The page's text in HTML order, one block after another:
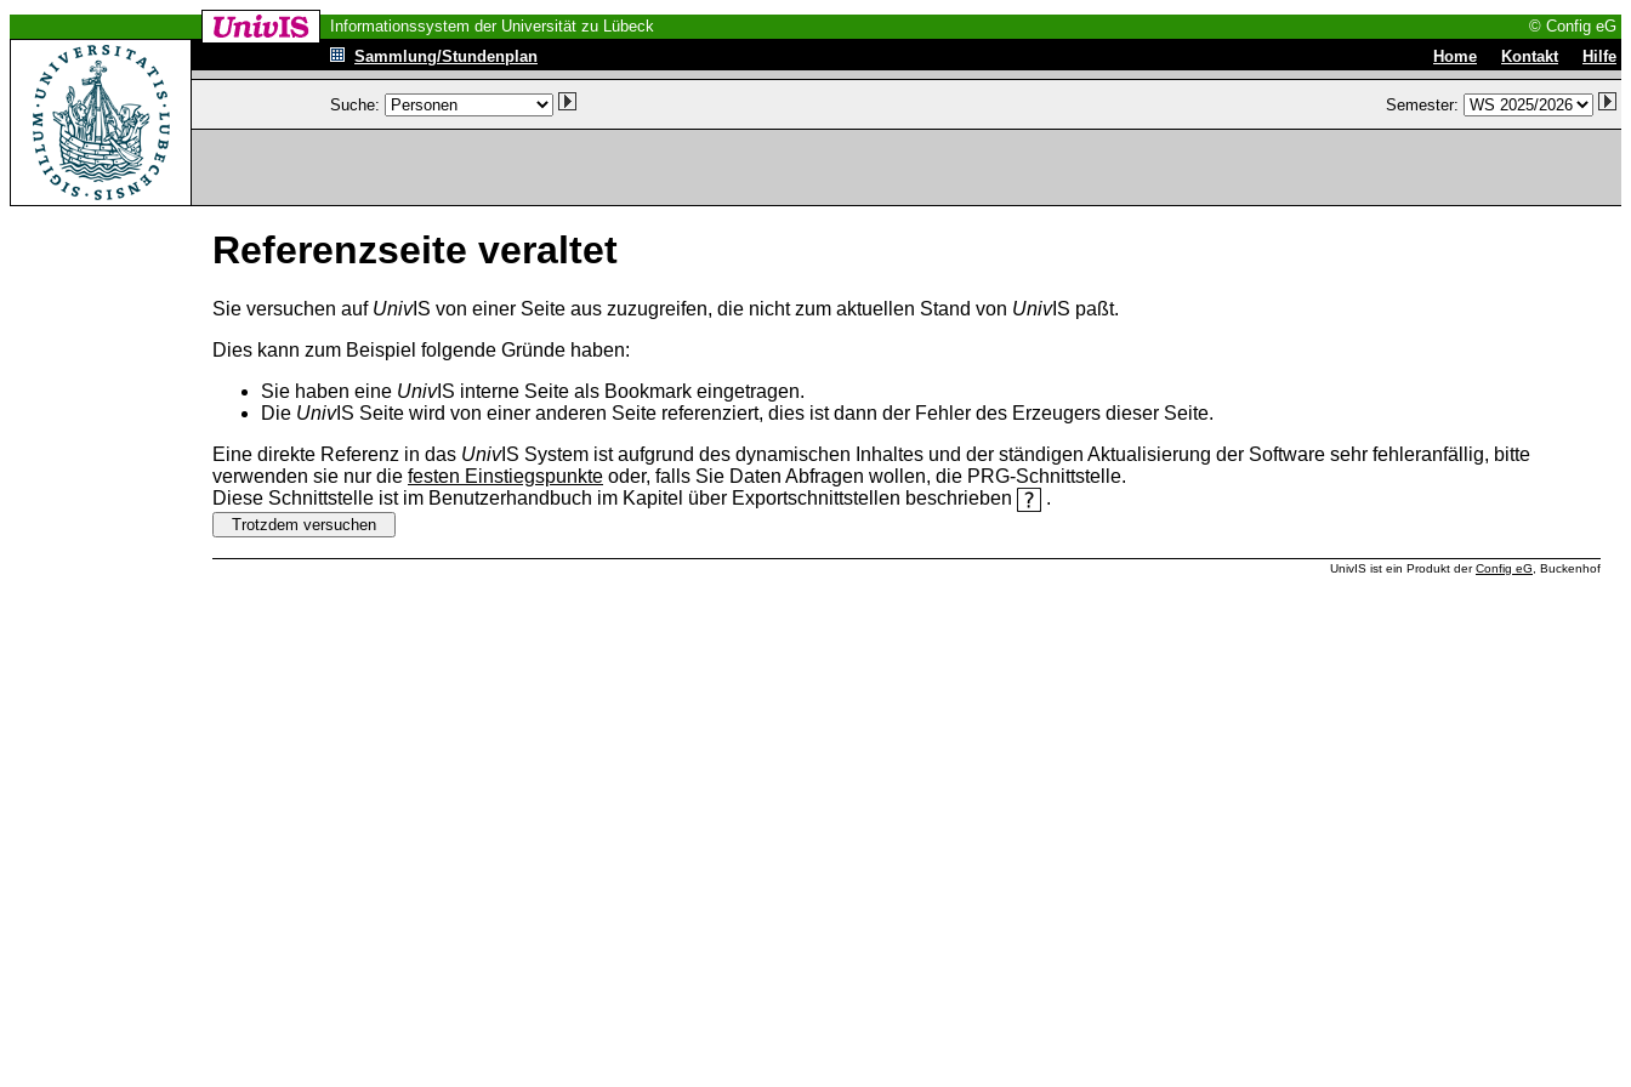
Informationssystem der Universität zu Lübeck
© Config eG
Sammlung/Stundenplan
Home Kontakt Hilfe
Suche: Semester:
Referenzseite veraltet
Sie versuchen auf UnivIS von einer Seite aus zuzugreifen, die nicht zum aktuellen Stand von UnivIS paßt.
Dies kann zum Beispiel folgende Gründe haben:
Sie haben eine UnivIS interne Seite als Bookmark eingetragen.
Die UnivIS Seite wird von einer anderen Seite referenziert, dies ist dann der Fehler des Erzeugers dieser Seite.
Eine direkte Referenz in das UnivIS System ist aufgrund des dynamischen Inhaltes und der ständigen Aktualisierung der Software sehr fehleranfällig, bitte
verwenden sie nur die festen Einstiegspunkte oder, falls Sie Daten Abfragen wollen, die PRG-Schnittstelle.
Diese Schnittstelle ist im Benutzerhandbuch im Kapitel über Exportschnittstellen beschrieben
.
UnivIS ist ein Produkt derConfig eG , Buckenhof